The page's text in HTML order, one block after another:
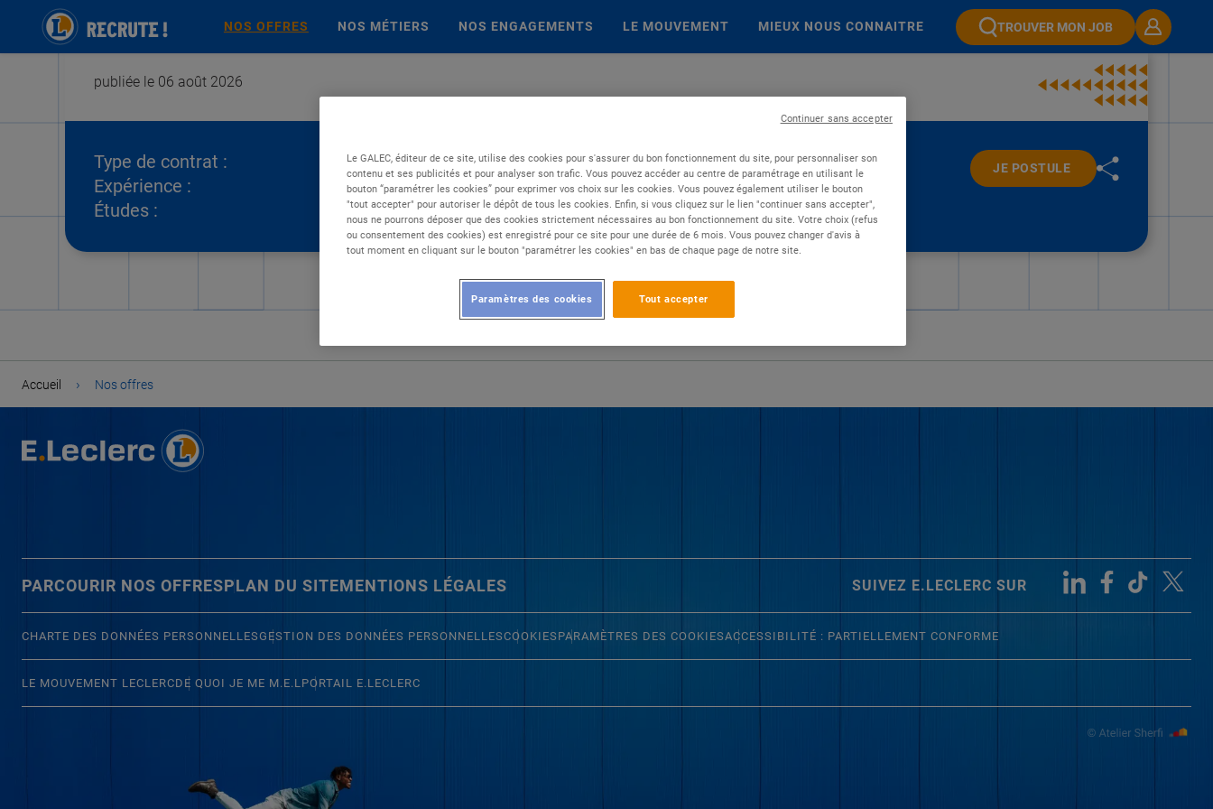
NOS OFFRES NOS MÉTIERS NOS ENGAGEMENTS LE MOUVEMENT MIEUX NOUS CONNAITRE TROUVER MON JOB
publiée le 06 août 2026
Type de contrat :
Expérience :
Études :
JE POSTULE
Accueil › Nos offres
PARCOURIR NOS OFFRESPLAN DU SITEMENTIONS LÉGALES SUIVEZ E.LECLERC SUR
CHARTE DES DONNÉES PERSONNELLESGESTION DES DONNÉES PERSONNELLESCOOKIES PARAMÈTRES DES COOKIESACCESSIBILITÉ : PARTIELLEMENT CONFORME
LE MOUVEMENT LECLERCDE QUOI JE ME M.E.LPORTAIL E.LECLERC
Le GALEC, éditeur de ce site, utilise des cookies pour s'assurer du bon fonctionnement du site, pour personnaliser son
contenu et ses publicités et pour analyser son trafic. Vous pouvez accéder au centre de paramétrage en utilisant le
bouton “paramétrer les cookies” pour exprimer vos choix sur les cookies. Vous pouvez également utiliser le bouton
"tout accepter" pour autoriser le dépôt de tous les cookies. Enfin, si vous cliquez sur le lien "continuer sans accepter",
nous ne pourrons déposer que des cookies strictement nécessaires au bon fonctionnement du site. Votre choix (refus
ou consentement des cookies) est enregistré pour ce site pour une durée de 6 mois. Vous pouvez changer d'avis à
tout moment en cliquant sur le bouton "paramétrer les cookies" en bas de chaque page de notre site.
Tout accepter
Paramètres des cookies
Continuer sans accepter